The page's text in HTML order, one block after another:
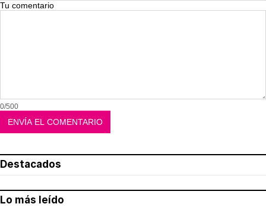
Tu comentario
0/500
Destacados
Lo más leído